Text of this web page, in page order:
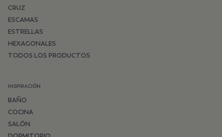
CRUZ
ESCAMAS
ESTRELLAS
HEXAGONALES
TODOS LOS PRODUCTOS
INSPIRACIÓN
BAÑO
COCINA
SALÓN